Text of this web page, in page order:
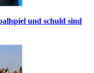
und schuld sind